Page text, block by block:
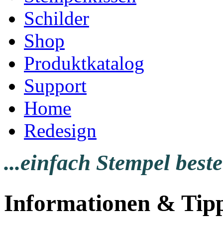
Schilder
Shop
Produktkatalog
Support
Home
Redesign
...einfach Stempel
Informationen &